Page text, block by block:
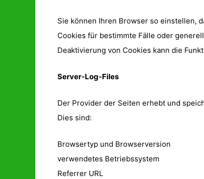
Sie können Ihren Browser so einstellen,
Cookies für bestimmte Fälle oder
Deaktivierung von Cookies kann die
Server-Log-Files
Der Provider der Seiten erhebt und
Dies sind:
Browsertyp und Browserversion
verwendetes Betriebssystem
Referrer URL